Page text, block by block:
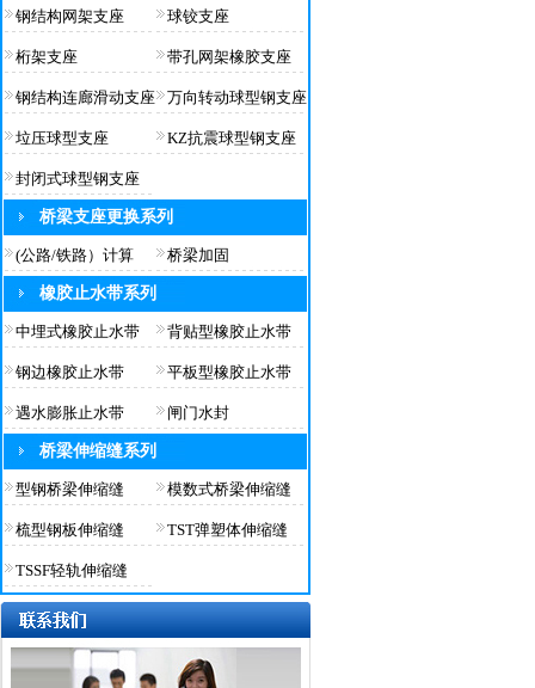
钢结构网架支座 球铰支座
桁架支座 带孔网架橡胶支座
钢结构连廊滑动支座 万向转动球型钢支座
垃压球型支座 KZ抗震球型钢支座
封闭式球型钢支座
桥梁支座更换系列
(公路/铁路）计算 桥梁加固
橡胶止水带系列
中埋式橡胶止水带 背贴型橡胶止水带
钢边橡胶止水带 平板型橡胶止水带
遇水膨胀止水带 闸门水封
桥梁伸缩缝系列
型钢桥梁伸缩缝 模数式桥梁伸缩缝
梳型钢板伸缩缝 TST弹塑体伸缩缝
TSSF轻轨伸缩缝